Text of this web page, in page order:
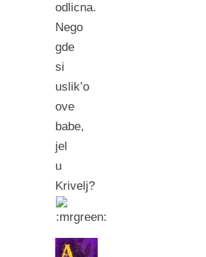
odlicna.
Nego
gde
si
uslik’o
ove
babe,
jel
u
Krivelj?